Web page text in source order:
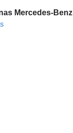
Mercedes-Benz